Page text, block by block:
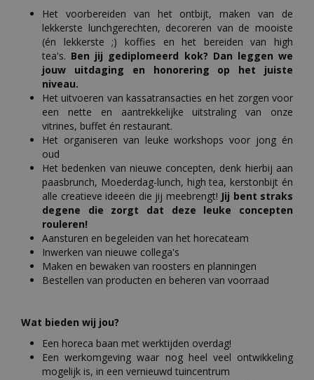
Het voorbereiden van het ontbijt, maken van de
lekkerste lunchgerechten, decoreren van de mooiste
(én lekkerste ;) koffies en het bereiden van high
tea's. Ben jij gediplomeerd kok? Dan leggen we
jouw uitdaging en honorering op het juiste
niveau.
Het uitvoeren van kassatransacties en het zorgen voor
een nette en aantrekkelijke uitstraling van onze
vitrines, buffet én restaurant.
Het organiseren van leuke workshops voor jong én
oud
Het bedenken van nieuwe concepten, denk hierbij aan
paasbrunch, Moederdag-lunch, high tea, kerstonbijt én
alle creatieve ideeën die jij meebrengt! Jij bent straks
degene die zorgt dat deze leuke concepten
rouleren!
Aansturen en begeleiden van het horecateam
Inwerken van nieuwe collega's
Maken en bewaken van roosters en planningen
Bestellen van producten en beheren van voorraad
Wat bieden wij jou?
Een horeca baan met werktijden overdag!
Een werkomgeving waar nog heel veel ontwikkeling
mogelijk is, in een vernieuwd tuincentrum